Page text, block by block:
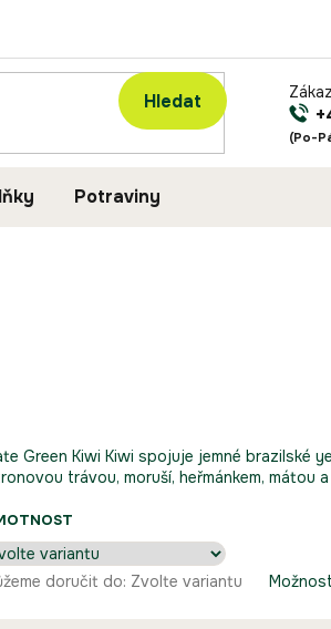
Hledat
Potraviny
doručit do: Zvolte variantu
Green Kiwi Kiwi spojuje jemné brazilské
trávou, moruší, heřmánkem, mátou